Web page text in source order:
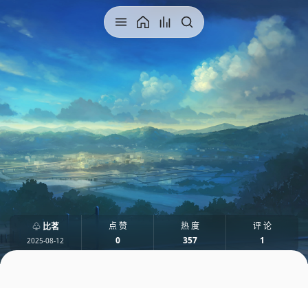
♧ 比茗
2025-08-12
点 赞
0
热 度
357
评 论
1